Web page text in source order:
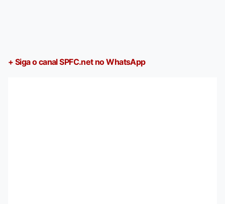
+ Siga o canal SPFC.net no WhatsApp